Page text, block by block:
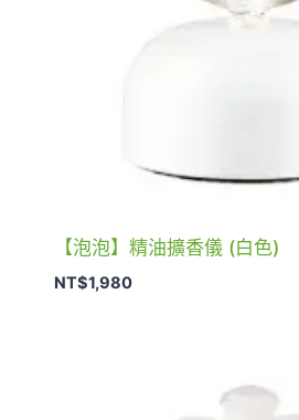
【泡泡】精油擴香儀 (白色)
NT$1,980